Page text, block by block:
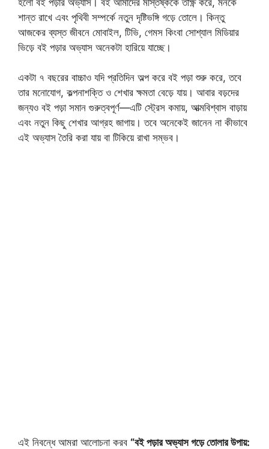
শান্ত রাখে এবং পৃথিবী সম্পর্কে নতুন দৃষ্টিভঙ্গি গড়ে তোলে। কিন্তু
আজকের ব্যস্ত জীবনে মোবাইল, টিভি, গেমস কিংবা সোশ্যাল মিডিয়ার
ভিড়ে বই পড়ার অভ্যাস অনেকটা হারিয়ে যাচ্ছে।
একটা ৭ বছরের বাচ্চাও যদি প্রতিদিন অল্প করে বই পড়া শুরু করে, তবে
তার মনোযোগ, কল্পনাশক্তি ও শেখার ক্ষমতা বেড়ে যায়। আবার বড়দের
জন্যও বই পড়া সমান গুরুত্বপূর্ণ—এটি স্ট্রেস কমায়, আত্মবিশ্বাস বাড়ায়
এবং নতুন কিছু শেখার আগ্রহ জাগায়। তবে অনেকেই জানেন না কীভাবে
এই অভ্যাস তৈরি করা যায় বা টিকিয়ে রাখা সম্ভব।
এই নিবন্ধে আমরা আলোচনা করব “বই পড়ার অভ্যাস গড়ে তোলার উপায়: